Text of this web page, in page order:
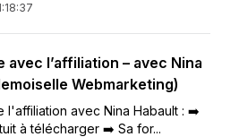
avec l’affiliation – avec Nina
Webmarketing)
l'affiliation avec Nina Habault : ➡️
à télécharger ➡️ Sa for...